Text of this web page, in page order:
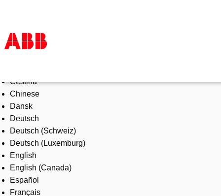
Products & Solutions
Industries
Services
About us
Where to buy
Contact us
Careers
Čeština
Chinese
Dansk
Deutsch
Deutsch (Schweiz)
Deutsch (Luxemburg)
English
English (Canada)
Español
Français